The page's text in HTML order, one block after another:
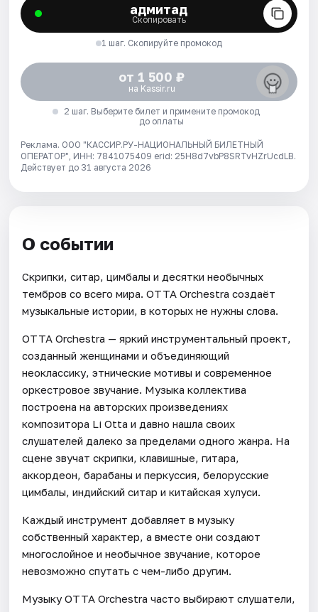
адмитад
Скопировать
1 шаг. Скопируйте промокод
от 1 500 ₽
на Kassir.ru
2 шаг. Выберите билет и примените промокод
до оплаты
Реклама. ООО "КАССИР.РУ-НАЦИОНАЛЬНЫЙ БИЛЕТНЫЙ
ОПЕРАТОР", ИНН: 7841075409 erid: 25H8d7vbP8SRTvHZrUcdLB.
Действует до 31 августа 2026
О событии
Скрипки, ситар, цимбалы и десятки необычных
тембров со всего мира. OTTA Orchestra создаёт
музыкальные истории, в которых не нужны слова.
OTTA Orchestra — яркий инструментальный проект,
созданный женщинами и объединяющий
неоклассику, этнические мотивы и современное
оркестровое звучание. Музыка коллектива
построена на авторских произведениях
композитора Li Otta и давно нашла своих
слушателей далеко за пределами одного жанра. На
сцене звучат скрипки, клавишные, гитара,
аккордеон, барабаны и перкуссия, белорусские
цимбалы, индийский ситар и китайская хулуси.
Каждый инструмент добавляет в музыку
собственный характер, а вместе они создают
многослойное и необычное звучание, которое
невозможно спутать с чем-либо другим.
Музыку OTTA Orchestra часто выбирают слушатели,